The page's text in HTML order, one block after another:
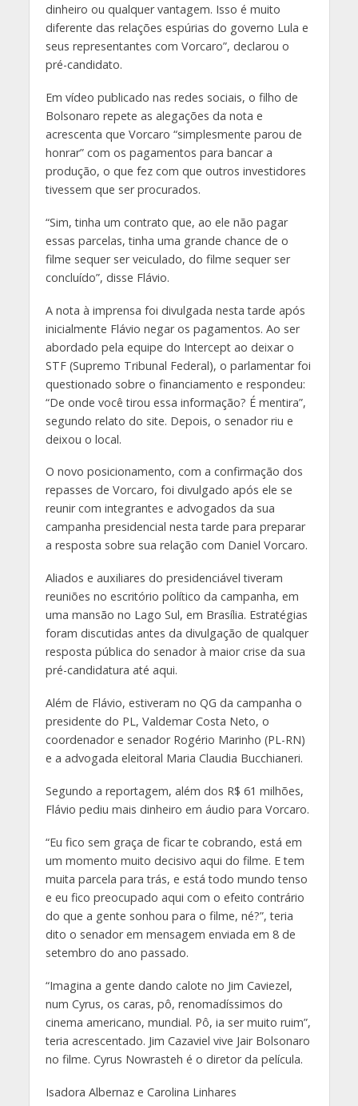
dinheiro ou qualquer vantagem. Isso é muito
diferente das relações espúrias do governo Lula e
seus representantes com Vorcaro”, declarou o
pré-candidato.
Em vídeo publicado nas redes sociais, o filho de
Bolsonaro repete as alegações da nota e
acrescenta que Vorcaro “simplesmente parou de
honrar” com os pagamentos para bancar a
produção, o que fez com que outros investidores
tivessem que ser procurados.
“Sim, tinha um contrato que, ao ele não pagar
essas parcelas, tinha uma grande chance de o
filme sequer ser veiculado, do filme sequer ser
concluído”, disse Flávio.
A nota à imprensa foi divulgada nesta tarde após
inicialmente Flávio negar os pagamentos. Ao ser
abordado pela equipe do Intercept ao deixar o
STF (Supremo Tribunal Federal), o parlamentar foi
questionado sobre o financiamento e respondeu:
“De onde você tirou essa informação? É mentira”,
segundo relato do site. Depois, o senador riu e
deixou o local.
O novo posicionamento, com a confirmação dos
repasses de Vorcaro, foi divulgado após ele se
reunir com integrantes e advogados da sua
campanha presidencial nesta tarde para preparar
a resposta sobre sua relação com Daniel Vorcaro.
Aliados e auxiliares do presidenciável tiveram
reuniões no escritório político da campanha, em
uma mansão no Lago Sul, em Brasília. Estratégias
foram discutidas antes da divulgação de qualquer
resposta pública do senador à maior crise da sua
pré-candidatura até aqui.
Além de Flávio, estiveram no QG da campanha o
presidente do PL, Valdemar Costa Neto, o
coordenador e senador Rogério Marinho (PL-RN)
e a advogada eleitoral Maria Claudia Bucchianeri.
Segundo a reportagem, além dos R$ 61 milhões,
Flávio pediu mais dinheiro em áudio para Vorcaro.
“Eu fico sem graça de ficar te cobrando, está em
um momento muito decisivo aqui do filme. E tem
muita parcela para trás, e está todo mundo tenso
e eu fico preocupado aqui com o efeito contrário
do que a gente sonhou para o filme, né?”, teria
dito o senador em mensagem enviada em 8 de
setembro do ano passado.
“Imagina a gente dando calote no Jim Caviezel,
num Cyrus, os caras, pô, renomadíssimos do
cinema americano, mundial. Pô, ia ser muito ruim”,
teria acrescentado. Jim Cazaviel vive Jair Bolsonaro
no filme. Cyrus Nowrasteh é o diretor da película.
Isadora Albernaz e Carolina Linhares